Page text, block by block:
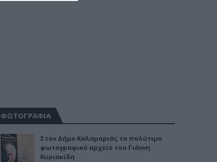
ΦΩΤΟΓΡΑΦΙΑ
Στον Δήμο Καλαμαριάς το πολύτιμο
φωτογραφικό αρχείο του Γιάννη
Κυριακίδη